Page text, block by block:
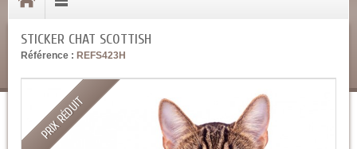
STICKER CHAT SCOTTISH
Référence : REFS423H
PRIX RÉDUIT